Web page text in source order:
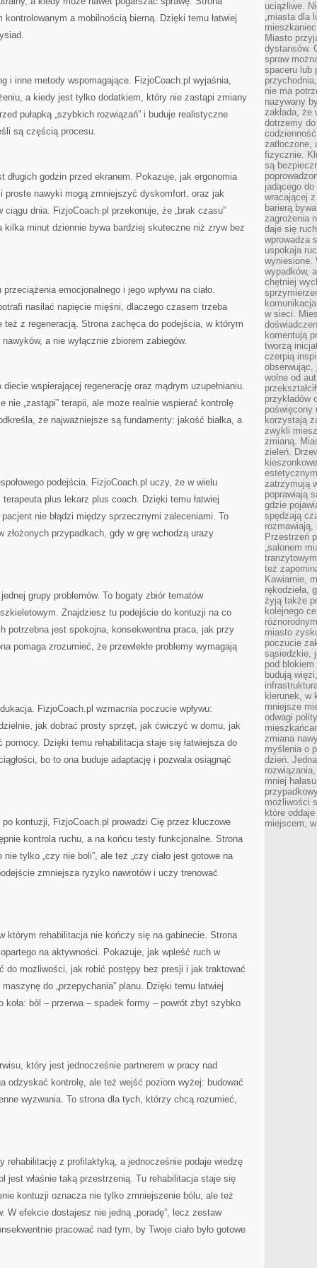
a mobilnością bierną. Dzięki temu łatwiej
i inne metody wspomagające. FizjoCoach.pl wyjaśnia,
a kiedy jest tylko dodatkiem, który nie zastąpi zmiany
pułapką „szybkich rozwiązań” i buduje realistyczne
są częścią procesu.
długich godzin przed ekranem. Pokazuje, jak ergonomia
proste nawyki mogą zmniejszyć dyskomfort, oraz jak
dnia. FizjoCoach.pl przekonuje, że „brak czasu”
kilka minut dziennie bywa bardziej skuteczne niż zryw bez
emocjonalnego i jego wpływu na ciało.
nasilać napięcie mięśni, dlaczego czasem trzeba
z regeneracją. Strona zachęca do podejścia, w którym
a nie wyłącznie zbiorem zabiegów.
wspierającej regenerację oraz mądrym uzupełnianiu.
nie „zastąpi” terapii, ale może realnie wspierać kontrolę
że najważniejsze są fundamenty: jakość białka, a
podejścia. FizjoCoach.pl uczy, że w wielu
terapeuta plus lekarz plus coach. Dzięki temu łatwiej
nie błądzi między sprzecznymi zaleceniami. To
złożonych przypadkach, gdy w grę wchodzą urazy
grupy problemów. To bogaty zbiór tematów
Znajdziesz tu podejście do kontuzji na co
potrzebna jest spokojna, konsekwentna praca, jak przy
pomaga zrozumieć, że przewlekłe problemy wymagają
FizjoCoach.pl wzmacnia poczucie wpływu:
jak dobrać prosty sprzęt, jak ćwiczyć w domu, jak
Dzięki temu rehabilitacja staje się łatwiejsza do
bo to ona buduje adaptację i pozwala osiągnąć
kontuzji, FizjoCoach.pl prowadzi Cię przez kluczowe
kontrola ruchu, a na końcu testy funkcjonalne. Strona
tylko „czy nie boli”, ale też „czy ciało jest gotowe na
zmniejsza ryzyko nawrotów i uczy trenować
którym rehabilitacja nie kończy się na gabinecie. Strona
na aktywności. Pokazuje, jak wpleść ruch w
do możliwości, jak robić postępy bez presji i jak traktować
do „przepychania” planu. Dzięki temu łatwiej
koła: ból – przerwa – spadek formy – powrót zbyt szybko
który jest jednocześnie partnerem w pracy nad
odzyskać kontrolę, ale też wejść poziom wyżej: budować
wyzwania. To strona dla tych, którzy chcą rozumieć,
rehabilitację z profilaktyką, a jednocześnie podaje wiedzę
jest właśnie taką przestrzenią. Tu rehabilitacja staje się
kontuzji oznacza nie tylko zmniejszenie bólu, ale też
W efekcie dostajesz nie jedną „poradę”, lecz zestaw
pracować nad tym, by Twoje ciało było gotowe
uciążliwe.
„miasta dla
Miasto
dystansów.
spraw
spaceru lub
nie ma
nazywany
zakłada, że
dotrzemy
zatłoczone,
fizycznie.
są
jadącego
wracającej
barierą
zagrożenia
daje się
wprowadza
uspokaja
wyniesione.
wypadków,
chętniej
w sieci.
komentują
tworzą
czerpią
obserwując,
wolne od
przykładów
poświęcony
korzystają
zwykli
zmianą.
zieleń.
zatrzymują
poprawiają
gdzie
spędzają
rozmawiają,
Przestrzeń
„salonem
też
Kawiarnie,
rękodzieła,
żyją także
kolejnego
miasto
poczucie
sąsiedzkie,
pod
budują
kierunek, w
mniejsze
odwagi
zmiana
myślenia o
dzień.
mniej
możliwości
które
miejscem,